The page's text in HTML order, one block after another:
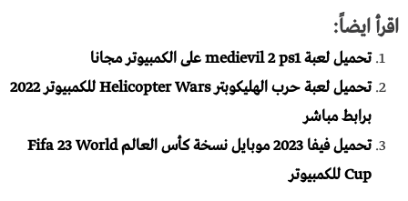
اقرأ ايضاً:
تحميل لعبة medievil 2 ps1 على الكمبيوتر مجانا
تحميل لعبة حرب الهليكوبتر Helicopter Wars للكمبيوتر 2022
برابط مباشر
تحميل فيفا 2023 موبايل نسخة كأس العالم Fifa 23 World
Cup للكمبيوتر